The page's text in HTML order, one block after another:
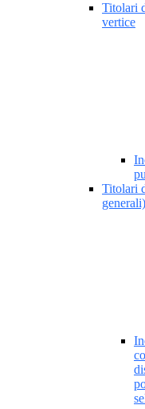
Titolari
vertice
Titolari
generali)